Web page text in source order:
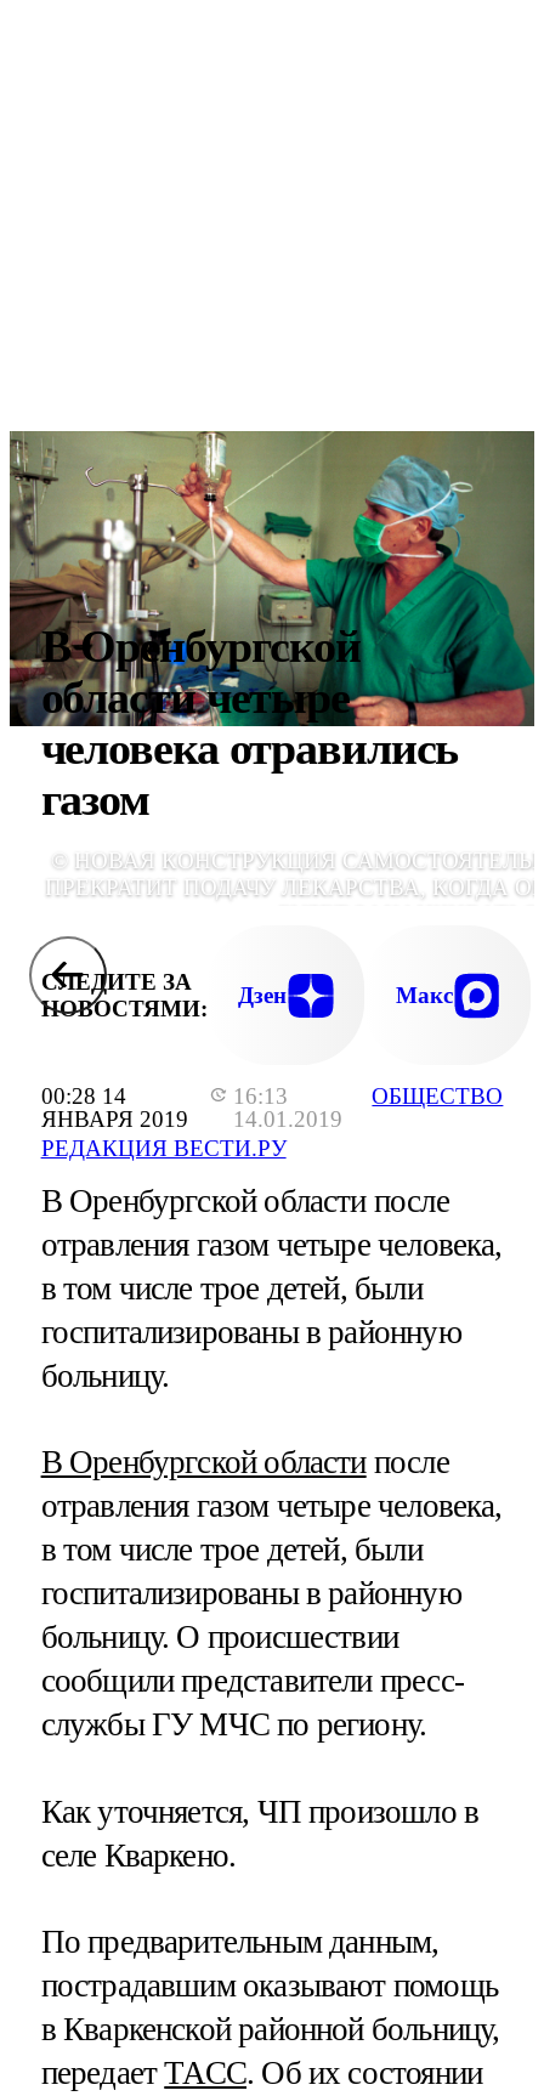
00:28 14
ЯНВАРЯ 2019
16:13
14.01.2019
РЕДАКЦИЯ ВЕСТИ.РУ
ОБЩЕСТВО
В Оренбургской
области четыре
человека отравились
газом
© НОВАЯ КОНСТРУКЦИЯ
ПРЕКРАТИТ ПОДАЧУ ЛЕКАРСТВА, КОГДА
СЛЕДИТЕ ЗА
НОВОСТЯМИ:
Дзен Макс
В Оренбургской области после
отравления газом четыре человека,
в том числе трое детей, были
госпитализированы в районную
больницу.
В Оренбургской областипосле
отравления газом четыре человека,
в том числе трое детей, были
госпитализированы в районную
больницу. О происшествии
сообщили представители пресс-
службы ГУ МЧС по региону.
Как уточняется, ЧП произошло в
селе Кваркено.
По предварительным данным,
пострадавшим оказывают помощь
в Кваркенской районной больницу,
передаетТАСС. Об их состоянии